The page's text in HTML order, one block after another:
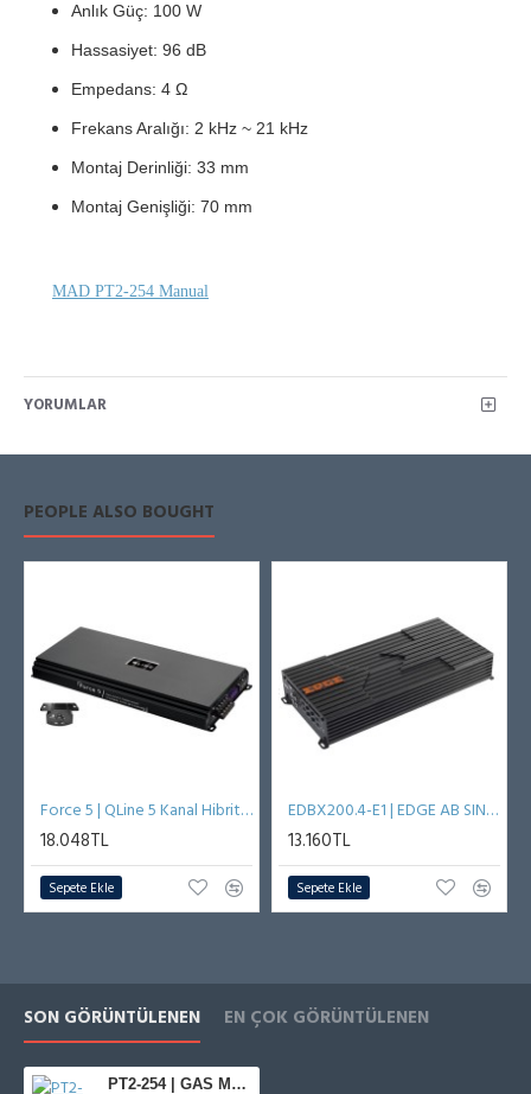
Anlık Güç: 100 W
Hassasiyet: 96 dB
Empedans: 4 Ω
Frekans Aralığı: 2 kHz ~ 21 kHz
Montaj Derinliği: 33 mm
Montaj Genişliği: 70 mm
MAD PT2-254 Manual
YORUMLAR
PEOPLE ALSO BOUGHT
Force 5 | QLine 5 Kanal Hibrit Amplifikatör
18.048TL
Sepete Ekle
EDBX200.4-E1 | EDGE AB SINIFI 4 Kanal Amplifikatör
13.160TL
Sepete Ekle
SON GÖRÜNTÜLENEN EN ÇOK GÖRÜNTÜLENEN
PT2-254 | GAS Mad Serisi 9,5 cm SPL Tweeter